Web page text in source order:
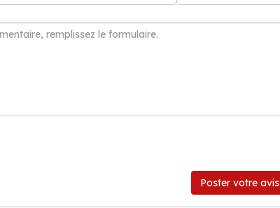
Poster votre avis